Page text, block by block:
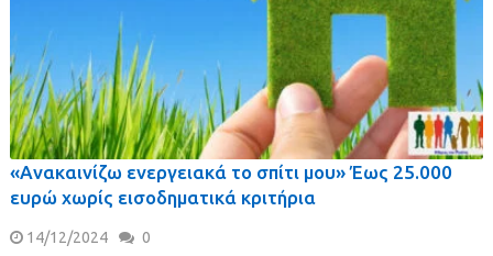
«Ανακαινίζω ενεργειακά το σπίτι μου» Έως 25.000
ευρώ χωρίς εισοδηματικά κριτήρια
14/12/2024 0